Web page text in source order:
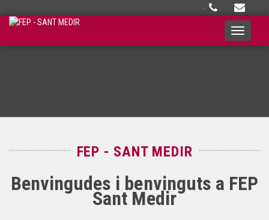
·
Toggle
FEP - SANT MEDIR
Benvingudes i benvinguts a FEP
Sant Medir